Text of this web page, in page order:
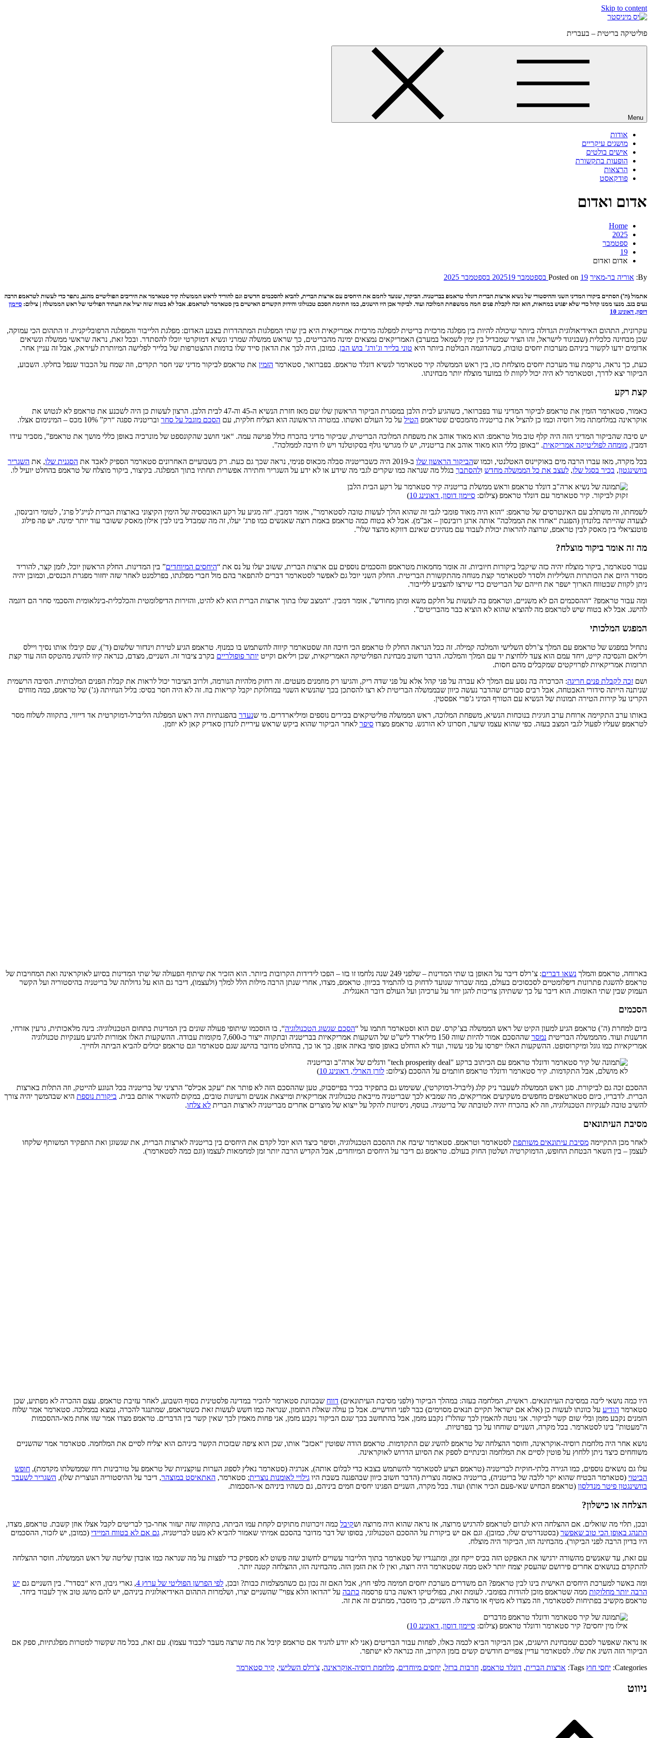
Skip to content
פוליטיקה בריטית – בעברית
Menu
אודות
מושגים עיקריים
אישים בולטים
הופעות בתקשורת
הרצאות
פודקאסט
אדום ואדום
Home
2025
ספטמבר
19
אדום ואדום
By: אוריה בר-מאיר Posted on 19 בספטמבר 2025 19 בספטמבר 2025
אתמול (ה’) הסתיים ביקורו המדיני השני וההיסטורי של נשיא ארצות הברית דונלד טראמפ בבריטניה. הביקור, שנועד לחמם את היחסים עם ארצות הברית, להביא להסכמים חדשים וגם להוריד לראש הממשלה קיר סטארמר את היריבים הפוליטיים מהגב, נתפר כדי לעשות לטראמפ הרבה
נעים בגב. מנעו ממנו קהל כדי שלא יפגוש במחאות, הוא זכה לקבלת פנים חמה ממשפחת המלוכה ועוד. לביקור אכן היו הישגים, כמו חתימת הסכם טכנולוגי והידוק הקשרים האישיים בין סטארמר לטראמפ. אבל לא בטוח שזה יציל את העתיד הפוליטי של ראש הממשלה | צילום: סיימון
דוסון, דאונינג 10
עקרונית, התהום האידיאולוגית הגדולה ביותר שיכולה להיות בין מפלגה מרכזית בריטית למפלגה מרכזית אמריקאית היא בין שתי המפלגות המתהדרות בצבע האדום: מפלגת הלייבור והמפלגה הרפובליקנית. זו התהום הכי עמוקה,
שכן מבחינה כלכלית (שבניגוד לישראל, זהו הציר שמבדיל בין ימין לשמאל במערב) האמריקאים נמצאים ימינה מהבריטים, כך שראש ממשלה שמרני ונשיא דמוקרטי יוכלו להסתדר. ובכל זאת, נראה שראשי ממשלה ונשיאים
אדומים ידעו לקשור ביניהם מערכות יחסים טובות, כשהדוגמה הבולטת ביותר היא טוני בלייר וג’ורג’ בוש הבן. כמובן, היה לכך את הדאון סייד שלו בדמות ההצטרפות של בלייר לפלישה המיותרת לעיראק, אבל זה עניין אחר.
כעת, כך נראה, נרקמת עוד מערכת יחסים מוצלחת כזו, בין ראש הממשלה קיר סטארמר לנשיא דונלד טראמפ. בפברואר, סטארמר הזמין את טראמפ לביקור מדיני שני חסר תקדים, וזה שמח על הכבוד שנפל בחלקו. השבוע,
הביקור יצא לדרך, וסטארמר לא היה יכול לקוות לו במועד מוצלח יותר מבחינתו.
קצת רקע
כאמור, סטארמר הזמין את טראמפ לביקור המדיני עוד בפברואר, כשהגיע לבית הלבן במסגרת הביקור הראשון שלו שם מאז חזרת הנשיא ה-45 וה-47 לבית הלבן. הרצון לעשות כן היה לשכנע את טראמפ לא לנטוש את
אוקראינה במלחמתה מול רוסיה וכמו כן להציל את בריטניה מהמכסים שטראמפ הטיל על כל העולם ואשתו. במטרה הראשונה הוא הצליח חלקית, עם הסכם מוגבל על סחר ובריטניה ספגה “רק” 10% מכס – המינימום אצלו.
יש סיבה שהביקור המדיני הזה היה קלף טוב מול טראמפ: הוא מאוד אוהב את משפחת המלוכה הבריטית, שביקור מדיני בהכרח כולל פגישה עמה. “אני חושב שהקונספט של מונרכיה באופן כללי מושך את טראמפ”, מסביר עידו
דמבין, מומחה לפוליטיקה אמריקאית. “באופן כללי הוא מאוד אוהב את בריטניה, יש לו מגרשי גולף בסקוטלנד ויש לו חיבה לממלכה”.
בכל מקרה, מאז עברו הרבה מים באוקיינוס האטלנטי, וכמו שהביקור הראשון שלו ב-2019 היה כשבריטניה סבלה מכאוס פנימי, נראה שכך גם כעת. רק בשבועיים האחרונים סטארמר הספיק לאבד את הסגנית שלו, את השגריר
בוושינגטון, בכיר בסגל שלו, לעצב את כל הממשלה מחדש ולהסתבך בגלל מה שנראה כמו שקרים לגבי מה שידע או לא ידע על השגריר וחתירה אפשרית תחתיו בתוך המפלגה. בקיצור, ביקור מוצלח של טראמפ בהחלט יועיל לו.
זקוק לביקור. קיר סטארמר עם דונלד טראמפ (צילום: סיימון דוסון, דאונינג 10
)
לשמחתו, זה משתלב עם האינטרסים של טראמפ: “הוא היה מאוד פומבי לגבי זה שהוא הולך לעשות טובה לסטארמר”, אומר דמבין. “זה מגיע על רקע האובססיה של הימין הקיצוני בארצות הברית לנייג’ל פרג’, לטומי רובינסון,
לצעדה שהייתה בלונדון (הפגנת “אחדו את הממלכה” אותה ארגן רובינסון – אב”מ). אבל לא בטוח כמה טראמפ באמת רוצה שאנשים כמו פרג’ יעלו, זה מה שמבדל בינו לבין אילון מאסק ששובר עוד יותר ימינה. יש פה פילוג
פוטנציאלי בין מאסק לבין טראמפ, שרוצה להראות יכולת לעבוד עם מנהיגים שאינם דווקא מהצד שלו”.
מה זה אומר ביקור מוצלח?
עבור סטארמר, ביקור מוצלח יהיה כזה שיקבל ביקורות חיוביות. זה אומר מחמאות מטראמפ והסכמים נוספים עם ארצות הברית, ששוב יעלו על נס את “היחסים המיוחדים” בין המדינות. החלק הראשון יוכל, לזמן קצר, להוריד
מסדר היום את הכותרות השליליות ולסדר לסטארמר קצת מנוחה מהתקשורת הבריטית. החלק השני יוכל גם לאפשר לסטארמר דברים להתפאר בהם מול חברי מפלגתו, בפרלמנט לאחר שזה יחזור מפגרת הכנסים, וכמובן יהיה
ניתן לקוות שבטווח הארוך ישפר את חייהם של הבריטים כדי שירצו להצביע ללייבור.
ומה עבור טראמפ? “ההסכמים הם לא משניים, וטראמפ בה לעשות על חלקם משא ומתן מחודש”, אומר דמבין. “המצב שלו בתוך ארצות הברית הוא לא להיט, והזירות הדיפלומטית והכלכלית-בינלאומית והסכמי סחר הם דוגמה
להישג. אבל לא בטוח שיש לטראמפ מה להוציא שהוא לא הוציא כבר מהבריטים”.
המפגש המלכותי
נתחיל במפגש של טראמפ עם המלך צ’רלס השלישי והמלכה קמילה. זה ככל הנראה החלק לו טראמפ הכי חיכה וזה שסטארמר קיווה להשתמש בו כמנוף. טראמפ הגיע לטירת וינדזור שלשום (ד’), שם קיבלו אותו נסיך ויילס
ויליאם והנסיכה קייט, ויחד עמם הוא צעד ללחיצת יד עם המלך והמלכה. הדבר חשוב מבחינת הפוליטיקה האמריקאית, שכן ויליאם וקייט יותר פופולריים בקרב ציבור זה. השניים, מצדם, כנראה קיוו להשיג מהטקס הזה עוד קצת
תרומות אמריקאיות לפרויקטים שמקבלים מהם חסות.
ושם זכה לקבלת פנים חריגה: הכרכרה בה נסע עם המלך לא עברה על פני קהל אלא על פני שדה ריק, והגיעו רק מוזמנים מעטים. זה רחוק מלהיות הנורמה, ולרוב הציבור יכול לראות את קבלת הפנים המלכותית. הסיבה הרשמית
שניתנה הייתה סידורי האבטחה, אבל רבים סבורים שהדבר נעשה כיוון שבממשלה הבריטית לא רצו להסתכן בכך שהנשיא השנוי במחלוקת יקבל קריאות בוז. זה לא היה חסר בסיס: בליל הנחיתה (ג’) של טראמפ, כמה מוחים
הקרינו על קירות הטירה תמונות של הנשיא עם הטורף המיני ג’פרי אפסטין.
באותו ערב התקיימה ארוחת ערב חגיגית בנוכחות הנשיא, משפחת המלוכה, ראש הממשלה פוליטיקאים בכירים נוספים ומיליארדרים. מי שנעדר בהפגנתיות היה ראש המפלגה הליברל-דמוקרטית אד דייווי, בתקווה לשלוח מסר
לטראמפ שעליו לפעול לגבי המצב בעזה. כפי שהוא עצמו שיער, חסרונו לא הורגש. טראמפ מצדו סיפר לאחר הביקור שהוא ביקש שראש עיריית לונדון סאדיק קאן לא יוזמן.
בארוחה, טראמפ והמלך נשאו דברים
: צ’רלס דיבר על האופן בו שתי המדינות – שלפני 249 שנה נלחמו זו בזו – הפכו לידידות הקרובות ביותר. הוא הזכיר את שיתוף הפעולה של שתי המדינות בסיוע לאוקראינה ואת המחויבות של
טראמפ להשגת פתרונות דיפלומטיים לסכסוכים בעולם, במה שברור שנועד לדחוק בו להתמיד בכיוון. טראמפ, מצדו, אחרי שנתן הרבה מילות הלל למלך (ולעצמו), דיבר גם הוא על גדולתה של בריטניה בהיסטוריה ועל הקשר
העמוק שבין שתי האומות. הוא דיבר על כך ששתיהן צריכות להגן יחד על ערכיהן ועל העולם דובר האנגלית.
הסכמים
ביום למחרת (ה’) טראמפ הגיע למעון הקיט של ראש הממשלה בצ’קרס. שם הוא וסטארמר חתמו על “הסכם שגשוג הטכנולוגיה“, בו הוסכמו שיתופי פעולה שונים בין המדינות בתחום הטכנולוגיה: בינה מלאכותית, גרעין אזרחי,
חדשנות ועוד. מהממשלה הבריטית נמסר
שההסכם אמור להיות שווה 150 מיליארד ליש”ט של השקעות אמריקאיות בבריטניה ובתקווה ייצור כ-7,600 מקומות עבודה. ההשקעות האלו אמורות להגיע מענקיות טכנולוגיה
אמריקאיות כמו גוגל ומיקרוסופט. ההשקעות האלו ייפרסו על פני עשור, ועוד לא הוחלט באופן סופי באיזה אופן. כך או כך, בהחלט מדובר בהישג שגם סטארמר וגם טראמפ יכולים להביא הביתה ולחייך.
לא מושלם, אבל התקדמות. קיר סטארמר ודונלד טראמפ חותמים על ההסכם (צילום: לורן הארלי, דאונינג 10
)
ההסכם זכה גם לביקורת. סגן ראש הממשלה לשעבר ניק קלג (ליברל-דמוקרטי), ששימש גם בתפקיד בכיר בפייסבוק, טען שההסכם הזה לא פותר את “עקב אכילס” הרציני של בריטניה בכל הנוגע להייטק, וזה התלות בארצות
הברית. לדבריו, כיום סטארטאפים מחפשים משקיעים אמריקאים, מה שמביא לכך שבריטניה מייבאת טכנולוגיה אמריקאית ומייצאת אנשים ורעיונות טובים, במקום להשאיר אותם בבית. ביקורת נוספת היא שבהמשך יהיה צורך
להשיב טובה לענקיות הטכנולוגיה, וזה לא בהכרח יהיה לטובתה של בריטניה. בנוסף, ניסיונות להקל על ייצוא של מוצרים אחרים מבריטניה לארצות הברית לא צלחו.
מסיבת העיתונאים
לאחר מכן התקיימה מסיבת עיתונאים משותפת לסטארמר וטראמפ. סטארמר שיבח את ההסכם הטכנולוגיה, וסיפר כיצד הוא יוכל לקדם את היחסים בין בריטניה לארצות הברית, את שגשוגן ואת התפקיד המשותף שלקחו
לעצמן – בין השאר הבטחת החופש, הדמוקרטיה ושלטון החוק בעולם. טראמפ גם דיבר על היחסים המיוחדים, אבל הקדיש הרבה יותר זמן למחמאות לעצמו (וגם כמה לסטארמר).
היו כמה נושאי ליבה במסיבת העיתונאים. ראשית, המלחמה בעזה: במהלך הביקור (ולפני מסיבת העיתונאים) דווח שבכוונת סטארמר להכיר במדינה פלסטינית בסוף השבוע, לאחר עזיבת טראמפ. עצם ההכרה לא מפתיע, שכן
סטארמר הודיע על כוונתו לעשות כן (אלא אם ישראל תקיים תנאים מסוימים) כבר לפני חודשיים. אבל כן עולה שאלת התזמון, שנראה כמו חשש לעשות זאת כשטראמפ, שמתנגד להכרה, נמצא בממלכה. סטארמר אמר שלוח
הזמנים נקבע מזמן ובלי שום קשר לביקור. אני נוטה להאמין לכך שהלו”ז נקבע מזמן, אבל בהתחשב בכך שגם הביקור נקבע מזמן, אני פחות מאמין לכך שאין קשר בין הדברים. טראמפ מצדו אמר שזו אחת מאי-ההסכמות
ה”מעטות” בינו לסטארמר. בכל מקרה, השניים שוחחו על כך בפרטיות.
נושא אחר היה מלחמת רוסיה-אוקראינה, וחוסר ההצלחה של טראמפ להשיג שם התקדמות. טראמפ הודה שפוטין “אכזב” אותו, שכן הוא ציפה שבזכות הקשר ביניהם הוא יצליח לסיים את המלחמה. סטארמר אמר שהשניים
משוחחים כיצד ניתן ללחוץ על פוטין לסיים את המלחמה ובינתיים לספק את הסיוע הדרוש לאוקראינה.
עלו גם נושאים נוספים, כמו הגירה בלתי-חוקית לבריטניה (טראמפ הציע לסטארמר להשתמש בצבא כדי לבלום אותה), אנרגיה (סטארמר נאלץ לספוג הערות עוקצניות של טראמפ על טורבינות רוח שממשלתו מקדמת), חופש
הביטוי (סטארמר הבטיח שהוא יקר ללבה של בריטניה), בריטניה כאומה נוצרית (הדבר חשוב כיוון שבהפגנה בשבת היו גילויי לאומנות נוצרית; סטארמר, האתאיסט במוצהר, דיבר על ההיסטוריה הנוצרית שלו), השגריר לשעבר
בוושינגטון פיטר מנדלסון (טראמפ הכחיש שאי-פעם הכיר אותו) ועוד. בכל מקרה, השניים הפגינו יחסים חמים ביניהם, גם כשהיו ביניהם אי-הסכמות.
הצלחה או כישלון?
ובכן, תלוי מה שואלים. אם ההצלחה היא לגרום לטראמפ להרגיש מרוצה, אז נראה שהוא היה מרוצה ושקיבל כמה זיכרונות מתוקים לקחת עמו הביתה, בתקווה שזה יעזור אחר-כך לבריטים לקבל אצלו אוזן קשבת. טראמפ, מצדו,
התנהג באופן הכי טוב שאפשר (בסטנדרטים שלו, כמובן). וגם אם יש ביקורת על ההסכם הטכנולוגי, בסופו של דבר מדובר בהסכם אמיתי שאמור להביא לא מעט לבריטניה, גם אם לא בטווח המיידי (כמובן, יש לזכור, ההסכמים
היו בדיון הרבה לפני הביקור). מהבחינה הזו, הביקור היה מוצלח.
עם זאת, עד שאנשים מהשורה ירגישו את האפקט הזה בכיס ייקח זמן, ומתנגדיו של סטארמר בתוך הלייבור עשויים לחשוב שזה פשוט לא מספיק כדי לפצות על מה שנראה כמו אובדן שליטה של ראש הממשלה. חוסר ההצלחה
להתקדם בנושאים אחרים פירושם שהעסק יצמח יותר לאט ממה שסטארמר היה רוצה, ואין לו את הזמן הזה. מהבחינה הזו, ההצלחה קטנה יותר.
ומה באשר למערכת היחסים האישית בינו לבין טראמפ? הם משדרים מערכת יחסים חמימה כלפי חוץ, אבל האם זה נכון גם כשהמצלמות כבות? ובכן, לפי הפרשן הפוליטי של ערוץ 4 , גארי גיבון, היא “בסדר”. בין השניים גם יש
הרבה יותר מחלוקות ממה שטראמפ מוכן להודות בפומבי. לעומת זאת, בפוליטיקו דאשה ברנז פרסמה כתבה על “הדואו הלא צפוי” שהשניים יצרו, ושלמרות התהום האידיאולוגית ביניהם, יש להם מושג טוב איך לעבוד ביחד.
טראמפ מקשיב בפתיחות לסטארמר, וזה מצדו לא מטיף או מרצה לו. השניים, כך מוסבר, ממתנים זה את זה.
אילו מין יחסים? קיר סטארמר ודונלד טראמפ (צילום: סיימון דוסון, דאונינג 10
)
אז נראה שאפשר לסכם שמבחינת הישגים, אכן הביקור הביא לכמה כאלו, לפחות עבור הבריטים (אני לא יודע להגיד אם טראמפ קיבל את מה שרצה מעבר לכבוד עצמו). עם זאת, בכל מה שקשור למטרות מפלגתיות, ספק אם
הביקור הזה השיג את שלו. לסטארמר עדיין צפויים חודשים קשים בזמן הקרוב, וזה כנראה לא ישתפר.
Categories: יחסי חוץ Tags: ארצות הברית, דונלד טראמפ, חרבות ברזל, יחסים מיוחדים, מלחמת רוסיה-אוקראינה, צ'רלס השלישי, קיר סטארמר
ניווט